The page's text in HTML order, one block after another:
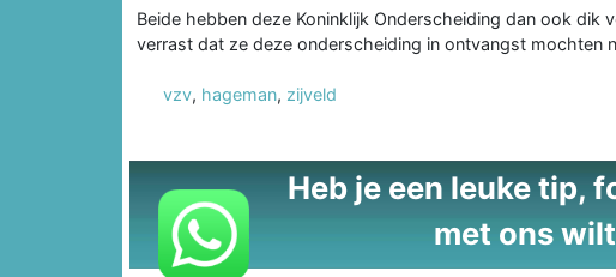
Beide hebben deze Koninklijk Onderscheiding dan ook dik
verrast dat ze deze onderscheiding in ontvangst mochten
vzv, hageman, zijveld
Heb je een leuke tip,
met ons